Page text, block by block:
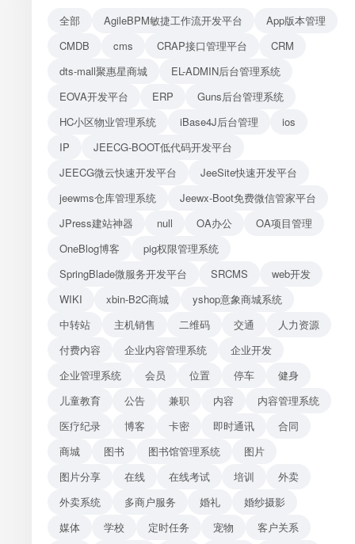
接口测试全部 AgileBPM敏捷工作流开发平台
App版本管理
CMDB
cms CRAP接口管理平台
CRM
dts-mall聚惠星商城
EL-ADMIN后台管理系统
EOVA开发平台
ERP
Guns后台管理系统
HC小区物业管理系统
iBase4J后台管理
ios
IP
JEECG-BOOT低代码开发平台
JEECG微云快速开发平台
JeeSite快速开发平台
jeewms仓库管理系统
Jeewx-Boot免费微信管家平台
JPress建站神器
null OA办公
OA项目管理
OneBlog博客
pig权限管理系统
SpringBlade微服务开发平台
SRCMS
web开发
WIKI
xbin-B2C商城
yshop意象商城系统
中转站
主机销售 二维码 交通
人力资源
付费内容
企业内容管理系统
企业开发
企业管理系统
会员 位置 停车
健身
儿童教育
公告 兼职 内容
内容管理系统
医疗纪录
博客 卡密 即时通讯
合同
商城
图书 图书馆管理系统
图片
图片分享
在线 在线考试 培训
外卖
外卖系统
多商户服务 婚礼
婚纱摄影
媒体
学校 定时任务 宠物
客户关系